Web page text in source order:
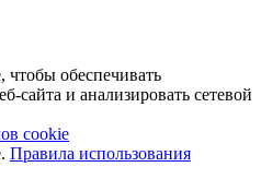
обеспечивать
сайта и анализировать сетевой
cookie
Правила использования